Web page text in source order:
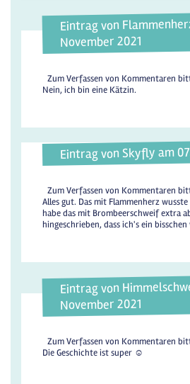
Eintrag von
November 2021
Zum Verfassen von Kommentaren
Nein, ich bin eine Kätzin.
Eintrag von Skyfly am
Zum Verfassen von Kommentaren
Alles gut. Das mit Flammenherz
habe das mit Brombeerschweif extra
hingeschrieben, dass ich's ein
Eintrag von
November 2021
Zum Verfassen von Kommentaren
Die Geschichte ist super ☺️